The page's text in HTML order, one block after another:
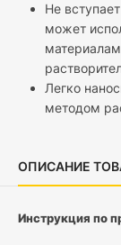
Не
может
Легко
методом
ОПИСАНИЕ
Инструкция по